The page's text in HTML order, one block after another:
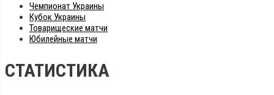
Чемпионат Украины
Кубок Украины
Товарищеские матчи
Юбилейные матчи
СТАТИСТИКА